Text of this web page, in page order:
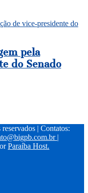
de vice-presidente do
pela
do Senado
| Contatos:
Paraíba Host.